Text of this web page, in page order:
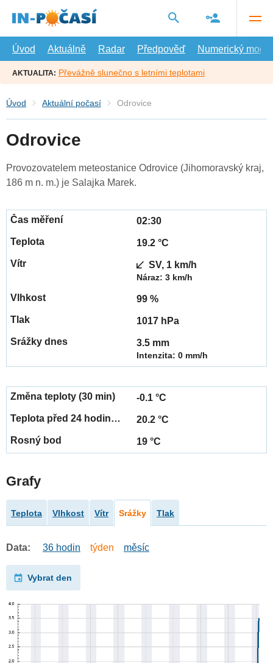
hlavní
Úvod
Aktuálně Radar Předpověď Numerický model
AKTUALITA: Převážně slunečno s letními teplotami
Úvod Aktuální počasí Odrovice
Odrovice
Provozovatelem meteostanice Odrovice (Jihomoravský kraj,
186 m n. m.) je Salajka Marek.
02:30
19.2 °C
SV, 1 km/h
Náraz: 3 km/h
99 %
1017 hPa
3.5 mm
Intenzita: 0 mm/h
-0.1 °C
20.2 °C
19 °C
Grafy
Teplota Vlhkost Vítr Srážky Tlak
Data: 36 hodin týden měsíc
Vybrat den